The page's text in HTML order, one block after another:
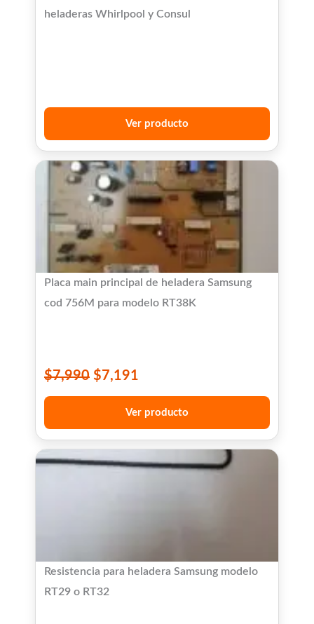
heladeras Whirlpool y Consul
Ver producto
Placa main principal de heladera Samsung
cod 756M para modelo RT38K
$7,990 $7,191
Ver producto
Resistencia para heladera Samsung modelo
RT29 o RT32